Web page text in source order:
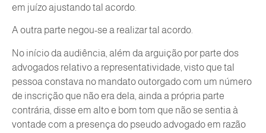
em juízo ajustando tal acordo.
A outra parte negou-se a realizar tal acordo.
No início da audiência, além da arguição por parte dos
advogados relativo a representatividade, visto que tal
pessoa constava no mandato outorgado com um número
de inscrição que não era dela, ainda a própria parte
contrária, disse em alto e bom tom que não se sentia à
vontade com a presença do pseudo advogado em razão